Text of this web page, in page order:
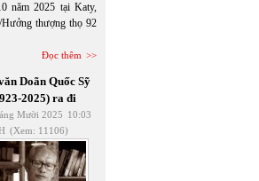
năm 2025 tại Katy,
Hưởng thượng thọ 92
Đọc thêm
Doãn Quốc Sỹ
2025) ra đi
Mười 2025 10:03
(Xem: 11106)